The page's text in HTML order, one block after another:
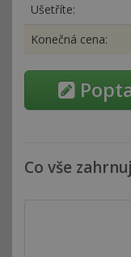
Ušetříte:
Konečná cena:
Co vše